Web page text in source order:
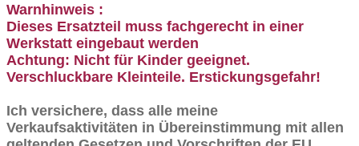
Warnhinweis :
Dieses Ersatzteil muss fachgerecht in einer
Werkstatt eingebaut werden
Achtung: Nicht für Kinder geeignet.
Verschluckbare Kleinteile. Erstickungsgefahr!
Ich versichere, dass alle meine
Verkaufsaktivitäten in Übereinstimmung mit allen